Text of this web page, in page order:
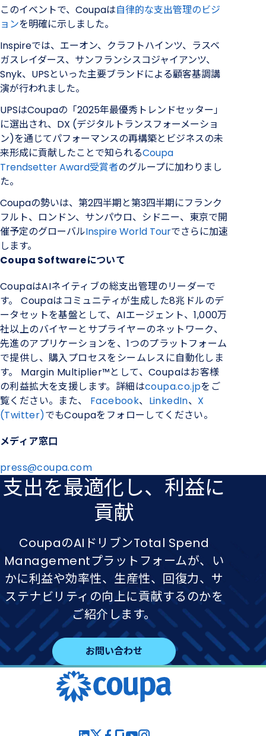
このイベントで、Coupaは自律的な支出管理のビジ
ョンを明確に示しました。
Inspireでは、エーオン、クラフトハインツ、ラスベ
ガスレイダース、サンフランシスコジャイアンツ、
Snyk、UPSといった主要ブランドによる顧客基調講
演が行われました。
UPSはCoupaの「2025年最優秀トレンドセッター」
に選出され、DX (デジタルトランスフォーメーショ
ン)を通じてパフォーマンスの再構築とビジネスの未
来形成に貢献したことで知られるCoupa
Trendsetter Award受賞者のグループに加わりまし
た。
Coupaの勢いは、第2四半期と第3四半期にフランク
フルト、ロンドン、サンパウロ、シドニー、東京で開
催予定のグローバルInspire World Tourでさらに加速
します。
Coupa Softwareについて
CoupaはAIネイティブの総支出管理のリーダーで
す。 Coupaはコミュニティが生成した8兆ドルのデ
ータセットを基盤として、AIエージェント、1,000万
社以上のバイヤーとサプライヤーのネットワーク、
先進のアプリケーションを、1つのプラットフォーム
で提供し、購入プロセスをシームレスに自動化しま
す。 Margin Multiplier™として、Coupaはお客様
の利益拡大を支援します。詳細はcoupa.co.jpをご
覧ください。また、 Facebook、 LinkedIn、 X
(Twitter)でもCoupaをフォローしてください。
メディア窓口
press@coupa.com
支出を​最適化し、​利益に​
貢献
CoupaのAIドリブンTotal Spend
Managementプラットフォームが、い
かに利益や効率性、生産性、回復力、サ
ステナビリティの向上に貢献するのかを
ご紹介します。
お問い合わせ